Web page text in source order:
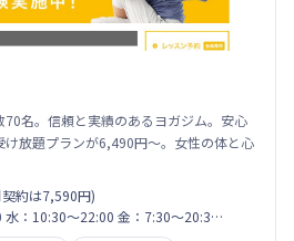
名。信頼と実績のあるヨガジム。安心
け放題プランが6,490円〜。女性の体と心
約は7,590円)
水：10:30〜22:00 金：7:30〜20:3…